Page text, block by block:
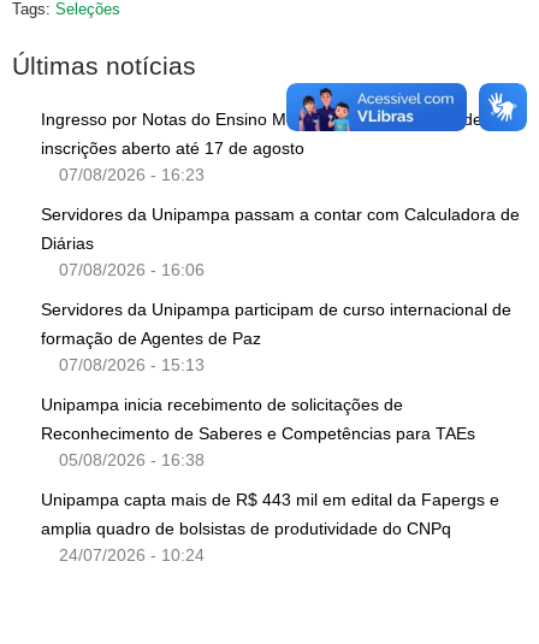
Tags: Seleções
Últimas notícias
Ingresso por Notas do Ensino Médio: segundo período de
inscrições aberto até 17 de agosto
07/08/2026 - 16:23
Servidores da Unipampa passam a contar com Calculadora de
Diárias
07/08/2026 - 16:06
Servidores da Unipampa participam de curso internacional de
formação de Agentes de Paz
07/08/2026 - 15:13
Unipampa inicia recebimento de solicitações de
Reconhecimento de Saberes e Competências para TAEs
05/08/2026 - 16:38
Unipampa capta mais de R$ 443 mil em edital da Fapergs e
amplia quadro de bolsistas de produtividade do CNPq
24/07/2026 - 10:24